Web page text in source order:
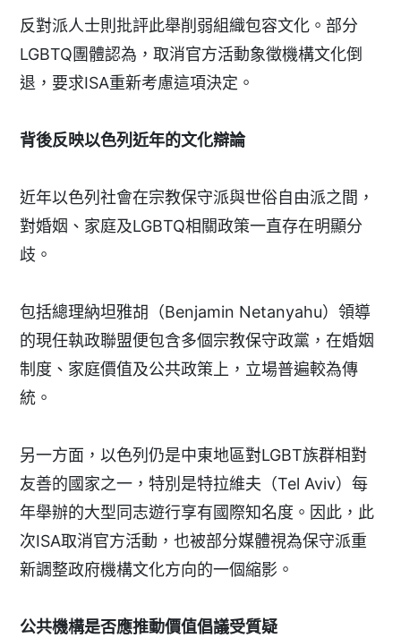
反對派人士則批評此舉削弱組織包容文化。部分
LGBTQ團體認為，取消官方活動象徵機構文化倒
退，要求ISA重新考慮這項決定。
背後反映以色列近年的文化辯論
近年以色列社會在宗教保守派與世俗自由派之間，
對婚姻、家庭及LGBTQ相關政策一直存在明顯分
歧。
包括總理納坦雅胡（Benjamin Netanyahu）領導
的現任執政聯盟便包含多個宗教保守政黨，在婚姻
制度、家庭價值及公共政策上，立場普遍較為傳
統。
另一方面，以色列仍是中東地區對LGBT族群相對
友善的國家之一，特別是特拉維夫（Tel Aviv）每
年舉辦的大型同志遊行享有國際知名度。因此，此
次ISA取消官方活動，也被部分媒體視為保守派重
新調整政府機構文化方向的一個縮影。
公共機構是否應推動價值倡議受質疑